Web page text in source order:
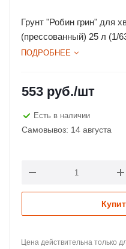
Грунт "Робин грин" для
(прессованный) 25 л (1/
ПОДРОБНЕЕ
553 руб./шт
Есть в наличии
Самовывоз: 14 августа
Цена действительна только